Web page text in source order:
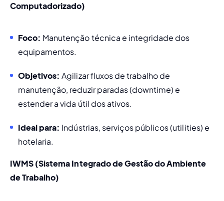
Computadorizado)
Foco: Manutenção técnica e integridade dos
equipamentos.
Objetivos: Agilizar fluxos de trabalho de
manutenção, reduzir paradas (downtime) e
estender a vida útil dos ativos.
Ideal para: Indústrias, serviços públicos (utilities) e
hotelaria.
IWMS (Sistema Integrado de Gestão do Ambiente
de Trabalho)